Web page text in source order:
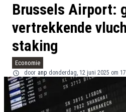
Brussels Airport:
vertrekkende
staking
Economie
door anp donderdag, 12 juni 2025 om